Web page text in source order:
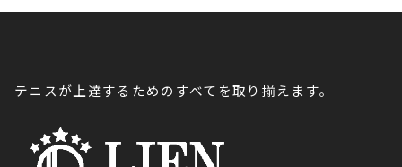
テニスが上達するためのすべてを取り揃えます。